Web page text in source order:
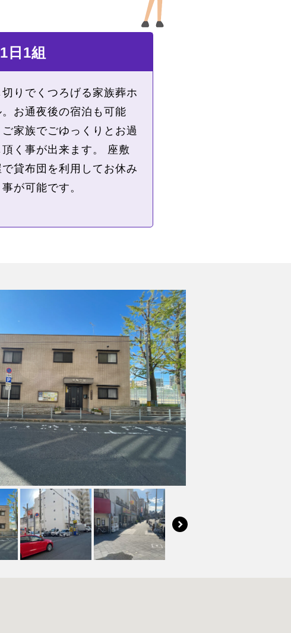
1日1組
りでくつろげる家族葬ホ
。お通夜後の宿泊も可能
ご家族でごゆっくりとお過
頂く事が出来ます。 座敷
貸布団を利用してお休み
が可能です。